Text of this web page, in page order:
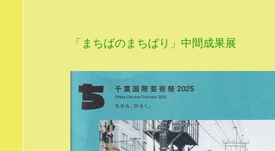
「まちばのまちばり」中間成果展